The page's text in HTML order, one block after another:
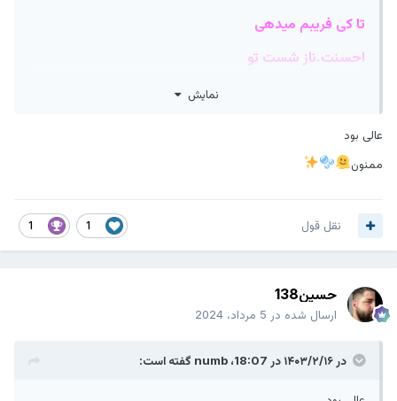
تا کی فریبم میدهی
احسنت.ناز شست تو
عاجز شدم از درک تو
هر چه صدایت می کنم
بازم اسیر محنتی
دیگر رهایت میکنم
جام دلم لبریز شد
رخساره ام پاییز شد
نمایش
عالی بود
ممنون
نقل قول
حسین138
ارسال شده در 5 مرداد، 2024
در ۱۴۰۳/۲/۱۶ در 18:07، numbگفته است: